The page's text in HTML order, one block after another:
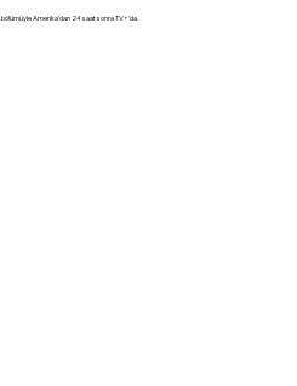
Amerika'dan 24 saat sonra TV+'da.